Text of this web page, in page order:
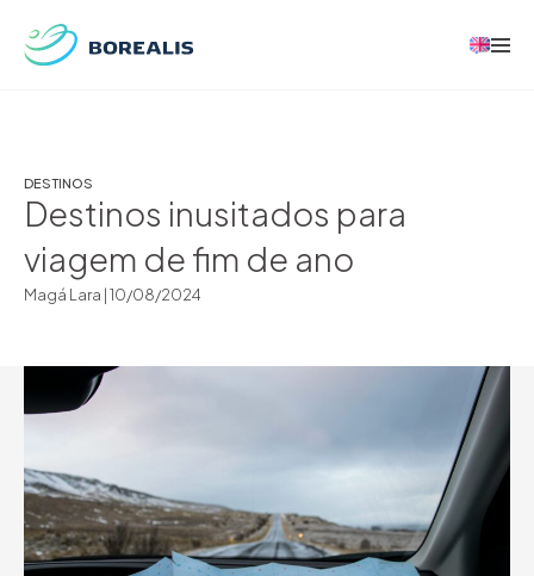
DESTINOS
Destinos inusitados para
viagem de fim de ano
Magá Lara |10/08/2024